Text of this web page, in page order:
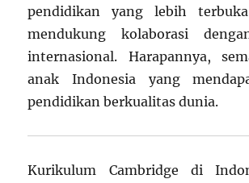
pendidikan yang lebih
mendukung kolaborasi
internasional. Harapannya,
anak Indonesia yang
pendidikan berkualitas dunia.
Kurikulum Cambridge di